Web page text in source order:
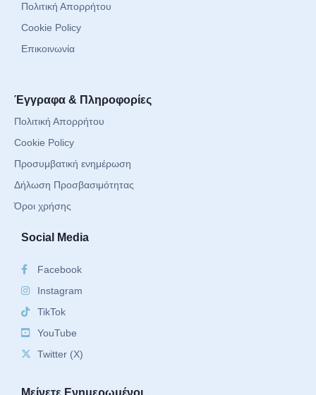
Πολιτική Απορρήτου
Cookie Policy
Επικοινωνία
Έγγραφα & Πληροφορίες
Πολιτική Απορρήτου
Cookie Policy
Προσυμβατική ενημέρωση
Δήλωση Προσβασιμότητας
Όροι χρήσης
Social Media
Facebook
Instagram
TikTok
YouTube
Twitter (X)